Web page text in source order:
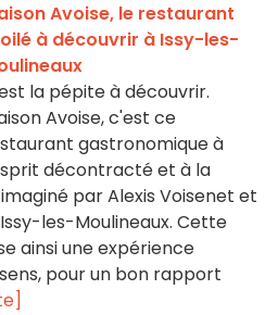
Avoise, le restaurant
à découvrir à Issy-les-
la pépite à découvrir.
Avoise, c'est ce
gastronomique à
décontracté et à la
par Alexis Voisenet et
les-Moulineaux. Cette
ainsi une expérience
pour un bon rapport